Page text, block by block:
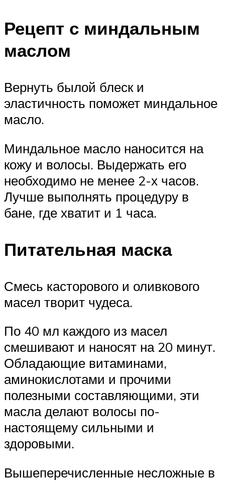
Рецепт с миндальным
маслом
Вернуть былой блеск и
эластичность поможет миндальное
масло.
Миндальное масло наносится на
кожу и волосы. Выдержать его
необходимо не менее 2-х часов.
Лучше выполнять процедуру в
бане, где хватит и 1 часа.
Питательная маска
Смесь касторового и оливкового
масел творит чудеса.
По 40 мл каждого из масел
смешивают и наносят на 20 минут.
Обладающие витаминами,
аминокислотами и прочими
полезными составляющими, эти
масла делают волосы по-
настоящему сильными и
здоровыми.
Вышеперечисленные несложные в